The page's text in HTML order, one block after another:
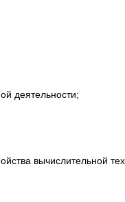
деятельности;
вычислительной